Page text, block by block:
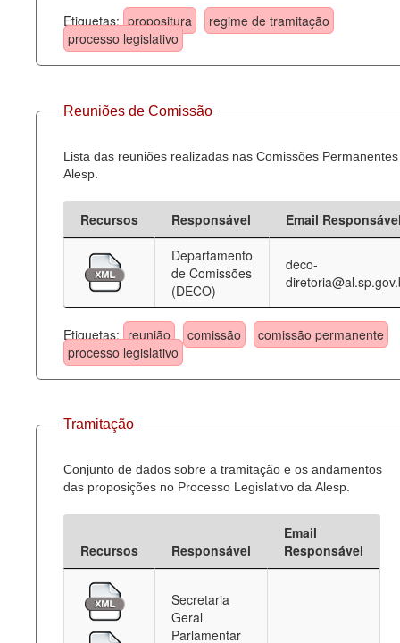
Etiquetas: propositura
regime de tramitação
processo legislativo
Reuniões de Comissão
Lista das reuniões realizadas nas Comissões
Alesp.
Recursos Responsável
Email
Departamento
de Comissões
(DECO)
deco-
Etiquetas: reunião comissão
comissão permanente
processo legislativo
Tramitação
Conjunto de dados sobre a tramitação e os andamentos
das proposições no Processo Legislativo da Alesp.
Recursos Responsável
Email
Responsável
Secretaria
Geral
Parlamentar